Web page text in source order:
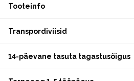
Tooteinfo
Transpordiviisid
14-päevane tasuta tagastusõigus